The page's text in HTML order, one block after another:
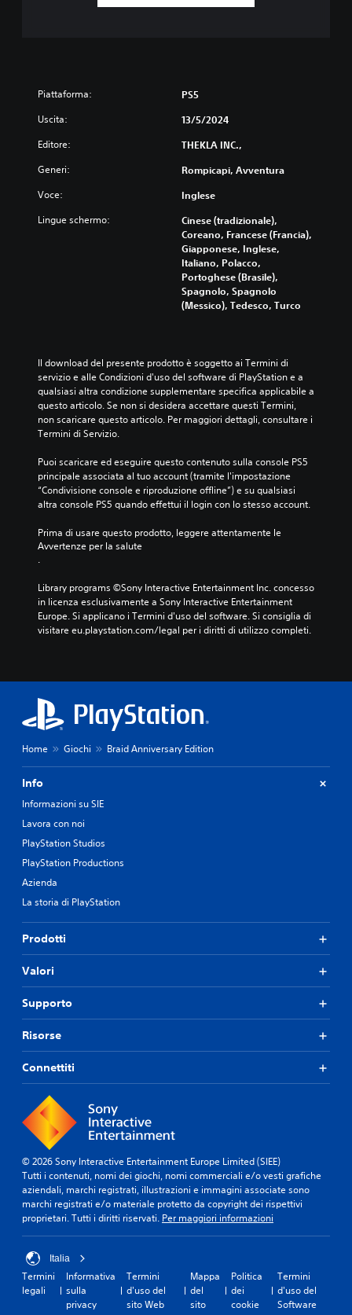
o
u
r
e
l
e
o
p
i
o
n
i
i
r
a
p
p
a
r
g
u
d
a
d
p
o
b
i
Piattaforma: PS5
Uscita: 13/5/2024
Editore: THEKLA INC.,
Generi: Rompicapi, Avventura
Voce: Inglese
Lingue schermo:
Cinese (tradizionale),
Coreano, Francese (Francia),
Giapponese, Inglese,
Italiano, Polacco,
Portoghese (Brasile),
Spagnolo, Spagnolo
(Messico), Tedesco, Turco
Il download del presente prodotto è soggetto ai Termini di
servizio e alle Condizioni d'uso del software di PlayStation e a
qualsiasi altra condizione supplementare specifica applicabile a
questo articolo. Se non si desidera accettare questi Termini,
non scaricare questo articolo. Per maggiori dettagli, consultare i
Termini di Servizio.
Puoi scaricare ed eseguire questo contenuto sulla console PS5
principale associata al tuo account (tramite l'impostazione
“Condivisione console e riproduzione offline”) e su qualsiasi
altra console PS5 quando effettui il login con lo stesso account.
Prima di usare questo prodotto, leggere attentamente le
Avvertenze per la salute
.
Library programs ©Sony Interactive Entertainment Inc. concesso
in licenza esclusivamente a Sony Interactive Entertainment
Europe. Si applicano i Termini d'uso del software. Si consiglia di
visitare eu.playstation.com/legal per i diritti di utilizzo completi.
Home Giochi Braid Anniversary Edition
Info
Informazioni su SIE
Lavora con noi
PlayStation Studios
PlayStation Productions
Azienda
La storia di PlayStation
Prodotti
Valori
Supporto
Risorse
Connettiti
© 2026 Sony Interactive Entertainment Europe Limited (SIEE)
Tutti i contenuti, nomi dei giochi, nomi commerciali e/o vesti grafiche
aziendali, marchi registrati, illustrazioni e immagini associate sono
marchi registrati e/o materiale protetto da copyright dei rispettivi
proprietari. Tutti i diritti riservati. Per maggiori informazioni
Italia
Termini
legali
Informativa
sulla
privacy
Termini
d'uso del
sito Web
Mappa
del
sito
Politica
dei
cookie
Termini
d'uso del
Software